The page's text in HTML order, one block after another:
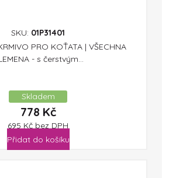
SKU: 01P31401
PRO KOŤATA | VŠECHNA
- s čerstvým...
Skladem
778 Kč
695 Kč bez DPH
Přidat do košíku